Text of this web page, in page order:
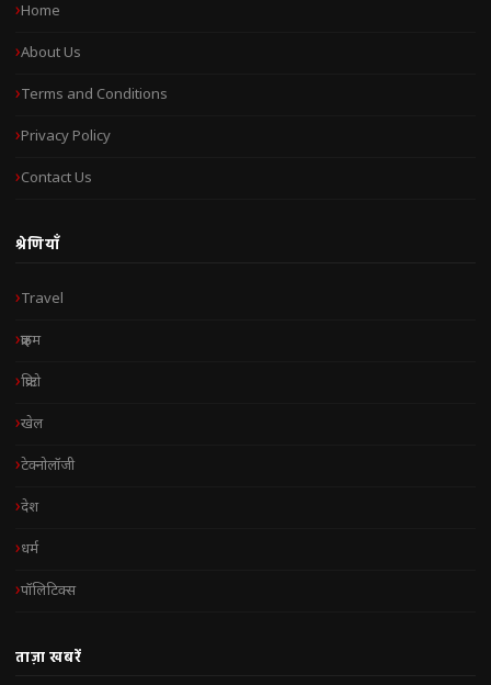
Home
About Us
Terms and Conditions
Privacy Policy
Contact Us
श्रेणियाँ
Travel
क्राइम
क्रिप्टो
खेल
टेक्नोलॉजी
देश
धर्म
पॉलिटिक्स
ताज़ा खबरें